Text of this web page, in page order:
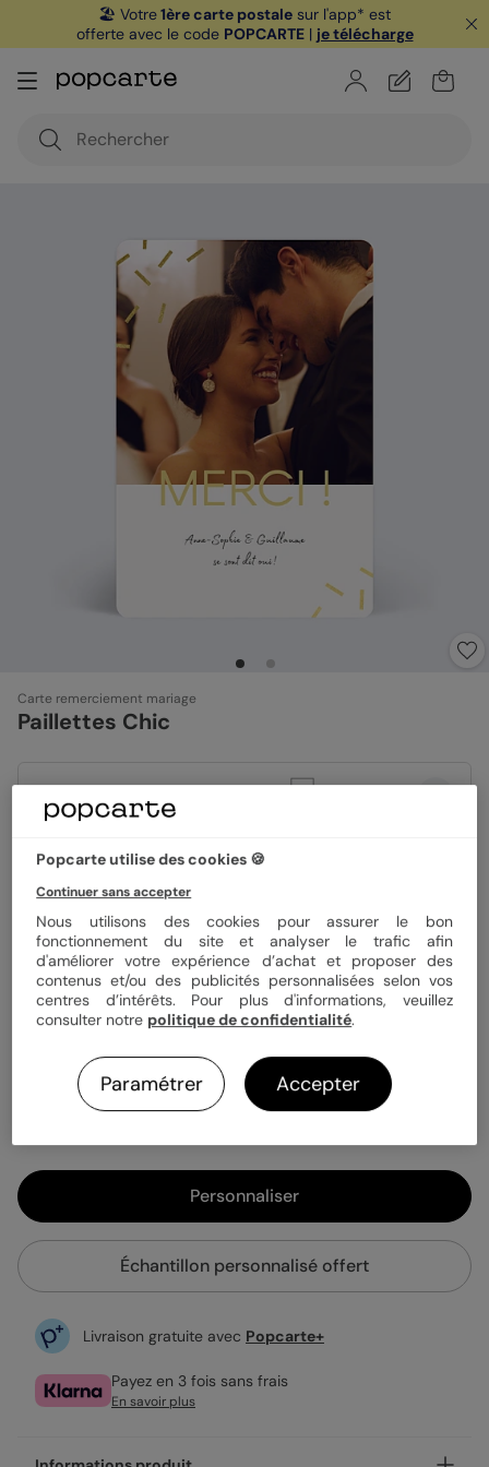
🏖️ Votre1ère carte postale sur l'app* est
offerte avec le code POPCARTE| je télécharge
Carte remerciement mariage
Paillettes Chic
Papier
Quantité Échantillon personnalisé
Enveloppe blanche offerte
Fabrication française
Expédition rapide en 24h
Personnaliser
Échantillon personnalisé offert
Livraison gratuite avec Popcarte+
Payez en 3 fois sans frais
En savoir plus
Popcarte utilise des cookies 🍪
Continuer sans accepter
Nous utilisons des cookies pour assurer le bon
fonctionnement du site et analyser le trafic afin
d'améliorer votre expérience d’achat et proposer des
contenus et/ou des publicités personnalisées selon vos
centres d’intérêts. Pour plus d'informations, veuillez
consulter notre politique de confidentialité.
Paramétrer Accepter